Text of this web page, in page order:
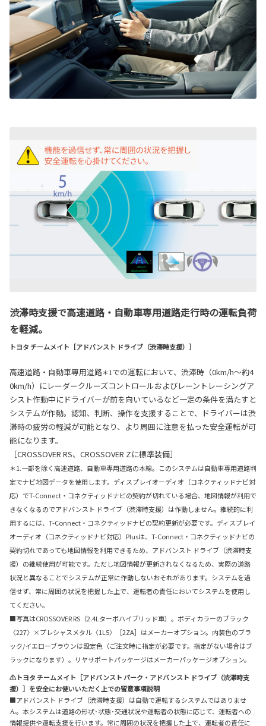
渋滞時支援で高速道路・自動車専用道路走行時の運転負荷
を軽減。
トヨタ チームメイト［アドバンスト ドライブ（渋滞時支援）］
高速道路・自動車専用道路＊1での運転において、渋滞時（0km/h～約4
0km/h）にレーダークルーズコントロールおよびレーントレーシングア
シスト作動中にドライバーが前を向いているなど一定の条件を満たすと
システムが作動。認知、判断、操作を支援することで、ドライバーは渋
滞時の疲労の軽減が可能となり、より周囲に注意を払った安全運転が可
能になります。
［CROSSOVER RS、CROSSOVER Zに標準装備］
＊1.一部を除く高速道路、自動車専用道路の本線。このシステムは自動車専用道路判
定でナビ地図データを使用します。ディスプレイオーディオ（コネクティッドナビ対
応）でT-Connect・コネクティッドナビの契約が切れている場合、地図情報が利用で
きなくなるのでアドバンスト ドライブ（渋滞時支援）は作動しません。継続的に利
用するには、T-Connect・コネクティッドナビの契約更新が必要です。ディスプレイ
オーディオ（コネクティッドナビ対応）Plusは、T-Connect・コネクティッドナビの
契約切れであっても地図情報を利用できるため、アドバンスト ドライブ（渋滞時支
援）の継続使用が可能です。ただし地図情報が更新されなくなるため、実際の道路
状況と異なることでシステムが正常に作動しないおそれがあります。システムを過
信せず、常に周囲の状況を把握した上で、運転者の責任においてシステムを使用し
てください。
■写真はCROSSOVER RS（2.4Lターボハイブリッド車）。ボディカラーのブラック
〈227〉×プレシャスメタル〈1L5〉［2ZA］はメーカーオプション。内装色のブラ
ック/イエローブラウンは設定色（ご注文時に指定が必要です。指定がない場合はブ
ラックになります）。リヤサポートパッケージはメーカーパッケージオプション。
⚠トヨタ チームメイト［アドバンスト パーク・アドバンスト ドライブ（渋滞時支
援）］を安全にお使いいただく上での留意事項説明
■アドバンスト ドライブ（渋滞時支援）は自動で運転するシステムではありませ
ん。本システムは道路の形状･状態･交通状況や運転者の状態に応じて、運転者への
情報提供や運転支援を行います。常に周囲の状況を把握した上で、運転者の責任に